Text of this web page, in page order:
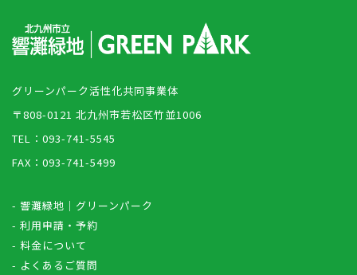
グリーンパーク活性化共同事業体
〒808-0121 北九州市若松区竹並1006
TEL：093-741-5545
FAX：093-741-5499
- 響灘緑地｜グリーンパーク
- 利用申請・予約
- 料金について
- よくあるご質問